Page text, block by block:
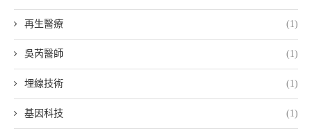
再生醫療 (1)
吳芮醫師 (1)
埋線技術 (1)
基因科技 (1)